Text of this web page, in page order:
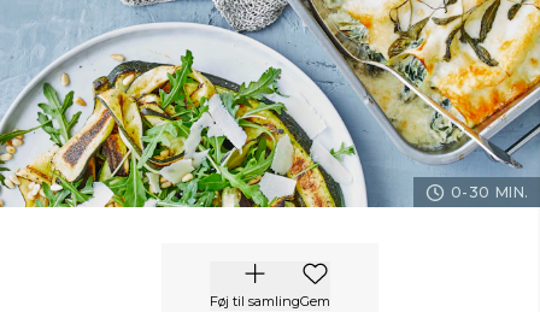
0-30 MIN.
Føj til samlingGem